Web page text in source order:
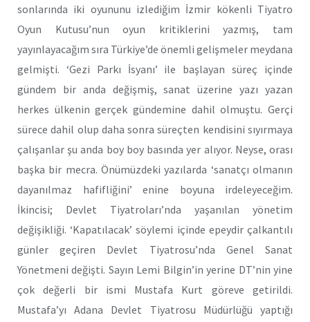
sonlarında iki oyununu izlediğim İzmir kökenli Tiyatro
Oyun Kutusu’nun oyun kritiklerini yazmış, tam
yayınlayacağım sıra Türkiye’de önemli gelişmeler meydana
gelmişti. ‘Gezi Parkı İsyanı’ ile başlayan süreç içinde
gündem bir anda değişmiş, sanat üzerine yazı yazan
herkes ülkenin gerçek gündemine dahil olmuştu. Gerçi
sürece dahil olup daha sonra süreçten kendisini sıyırmaya
çalışanlar şu anda boy boy basında yer alıyor. Neyse, orası
başka bir mecra. Önümüzdeki yazılarda ‘sanatçı olmanın
dayanılmaz hafifliğini’ enine boyuna irdeleyeceğim.
İkincisi; Devlet Tiyatroları’nda yaşanılan yönetim
değişikliği. ‘Kapatılacak’ söylemi içinde epeydir çalkantılı
günler geçiren Devlet Tiyatrosu’nda Genel Sanat
Yönetmeni değişti. Sayın Lemi Bilgin’in yerine DT’nin yine
çok değerli bir ismi Mustafa Kurt göreve getirildi.
Mustafa’yı Adana Devlet Tiyatrosu Müdürlüğü yaptığı